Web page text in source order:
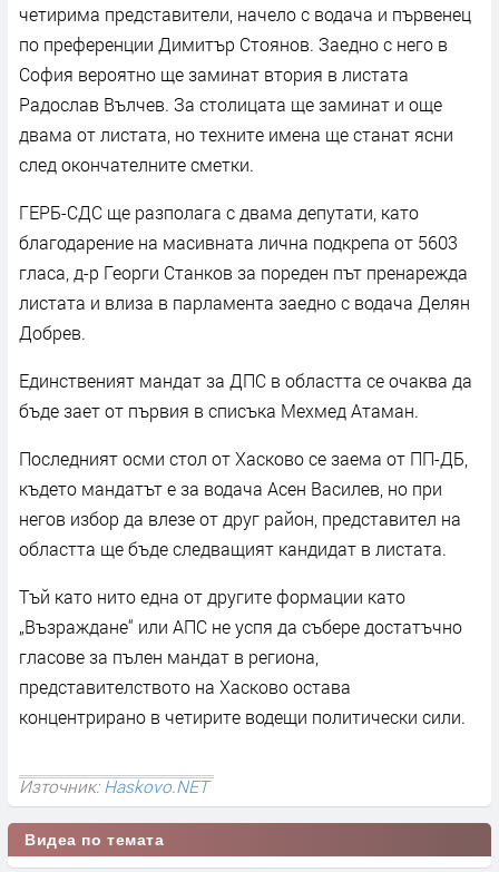
четирима представители, начело с водача и първенец
по преференции Димитър Стоянов. Заедно с него в
София вероятно ще заминат втория в листата
Радослав Вълчев. За столицата ще заминат и още
двама от листата, но техните имена ще станат ясни
след окончателните сметки.
ГЕРБ-СДС ще разполага с двама депутати, като
благодарение на масивната лична подкрепа от 5603
гласа, д-р Георги Станков за пореден път пренарежда
листата и влиза в парламента заедно с водача Делян
Добрев.
Единственият мандат за ДПС в областта се очаква да
бъде зает от първия в списъка Мехмед Атаман.
Последният осми стол от Хасково се заема от ПП-ДБ,
където мандатът е за водача Асен Василев, но при
негов избор да влезе от друг район, представител на
областта ще бъде следващият кандидат в листата.
Тъй като нито една от другите формации като
„Възраждане“ или АПС не успя да събере достатъчно
гласове за пълен мандат в региона,
представителството на Хасково остава
концентрирано в четирите водещи политически сили.
Източник:Haskovo.NET
Видеа по темата